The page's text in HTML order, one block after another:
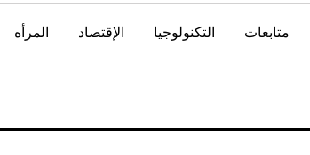
متابعات التكنولوجيا الإقتصاد المرأه